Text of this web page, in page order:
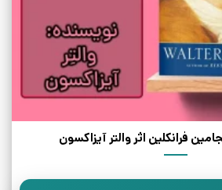
فرانکلین اثر والتر آیزاکسون